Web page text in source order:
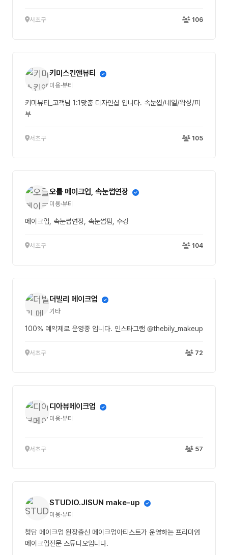
서초구 106
키미스킨앤뷰티
미용·뷰티
키미뷰티_고객님 1:1맞춤 디자인샵 입니다. 속눈썹/네일/왁싱/피
부
서초구 105
오를 메이크업, 속눈썹연장
미용·뷰티
메이크업, 속눈썹연장, 속눈썹펌, 수강
서초구 104
더빌리 메이크업
기타
100% 예약제로 운영중 입니다. 인스타그램 @thebily_makeup
서초구 72
디아뷰메이크업
미용·뷰티
서초구 57
STUDIO.JISUN make-up
미용·뷰티
청담 메이크업 원장출신 메이크업아티스트가 운영하는 프리미엄
메이크업전문 스튜디오입니다.